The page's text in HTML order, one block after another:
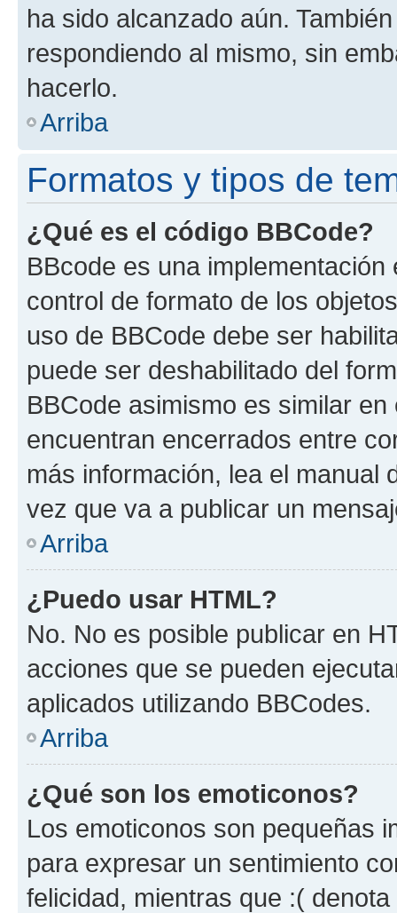
ha sido alcanzado aún.
respondiendo al mismo, sin
hacerlo.
Arriba
Formatos y tipos de
¿Qué es el código BBCode?
BBcode es una
control de formato de los
uso de BBCode debe ser
puede ser deshabilitado del
BBCode asimismo es similar
encuentran encerrados entre
más información, lea el manual
vez que va a publicar un
Arriba
¿Puedo usar HTML?
No. No es posible publicar en
acciones que se pueden
aplicados utilizando BBCodes.
Arriba
¿Qué son los emoticonos?
Los emoticonos son pequeñas
para expresar un sentimiento
felicidad, mientras que :(